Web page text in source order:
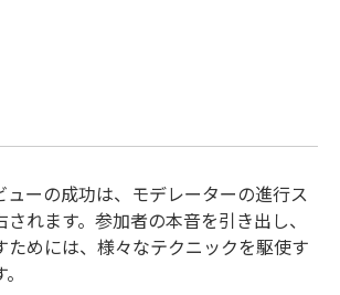
ューの成功は、モデレーターの進行ス
れます。参加者の本音を引き出し、
ためには、様々なテクニックを駆使す